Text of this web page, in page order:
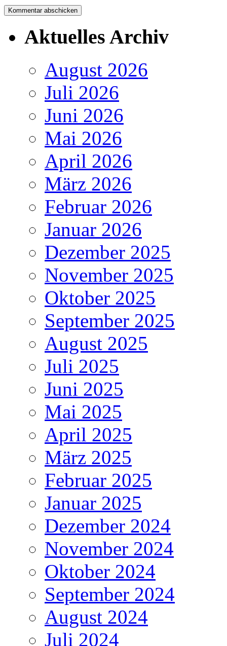
Aktuelles Archiv
August 2026
Juli 2026
Juni 2026
Mai 2026
April 2026
März 2026
Februar 2026
Januar 2026
Dezember 2025
November 2025
Oktober 2025
September 2025
August 2025
Juli 2025
Juni 2025
Mai 2025
April 2025
März 2025
Februar 2025
Januar 2025
Dezember 2024
November 2024
Oktober 2024
September 2024
August 2024
Juli 2024